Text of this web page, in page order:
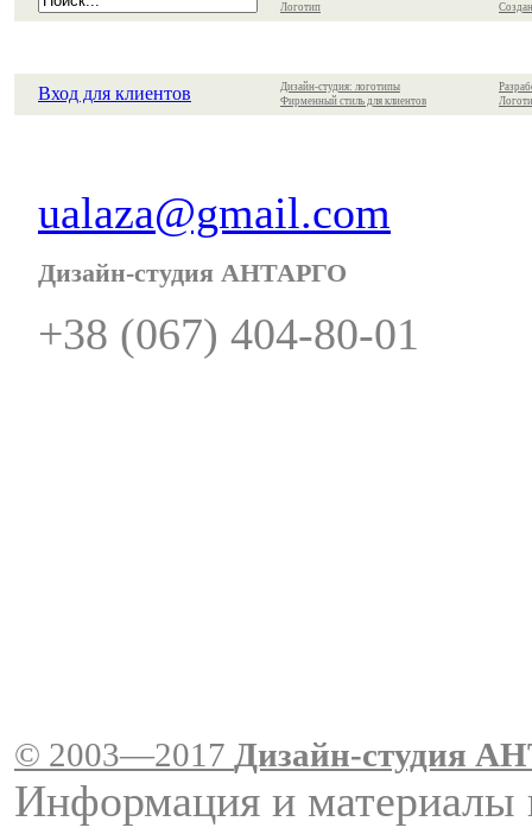
Логотип
Вход для клиентов
Дизайн-студия: логотипы
Фирменный стиль для клиентов
ualaza@gmail.com
Дизайн-студия АНТАРГО
+38 (067) 404-80-01
© 2003—2017 Дизайн-студия
Информация и материалы